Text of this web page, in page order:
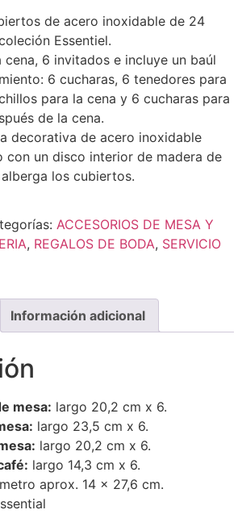
de acero inoxidable de 24
Essentiel.
6 invitados e incluye un baúl
6 cucharas, 6 tenedores para
para la cena y 6 cucharas para
de la cena.
decorativa de acero inoxidable
con un disco interior de madera de
los cubiertos.
ACCESORIOS DE MESA Y
, REGALOS DE BODA, SERVICIO
Información adicional
mesa: largo 20,2 cm x 6.
largo 23,5 cm x 6.
largo 20,2 cm x 6.
largo 14,3 cm x 6.
aprox. 14 x 27,6 cm.